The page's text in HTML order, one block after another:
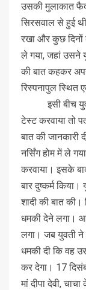
उसकी मुलाकात
सिरसवाल से हुई
रखा और कुछ दिनों
ले गया, जहां उसने
की बात कहकर
रिस्पनापुल स्थित
इसी बीच
टेस्ट करवाया तो
बात की जानकारी
नर्सिंग होम में ले
करवाया। इसके
बार दुष्कर्म किया।
शादी की बात
धमकी देने लगा।
लगा। जब युवती ने
धमकी दी कि वह
कर देगा। 17
मां दीपा देवी,